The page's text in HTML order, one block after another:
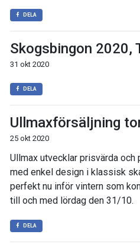
DELA
Skogsbingon 2020,
31 okt 2020
DELA
Ullmaxförsäljning
25 okt 2020
Ullmax utvecklar prisvärda
med enkel design i klassisk
perfekt nu inför vintern som
till och med lördag den 31/10.
DELA